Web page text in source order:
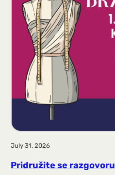
g
a
July 31, 2026
Pridružite se